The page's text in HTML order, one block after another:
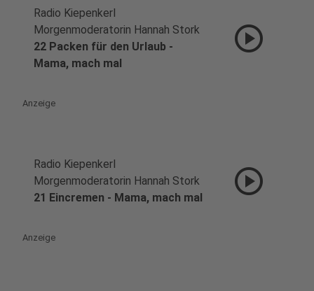
Radio Kiepenkerl
Morgenmoderatorin Hannah Stork
22 Packen für den Urlaub -
Mama, mach mal
play_circle
Anzeige
Radio Kiepenkerl
Morgenmoderatorin Hannah Stork
21 Eincremen - Mama, mach mal
play_circle
Anzeige